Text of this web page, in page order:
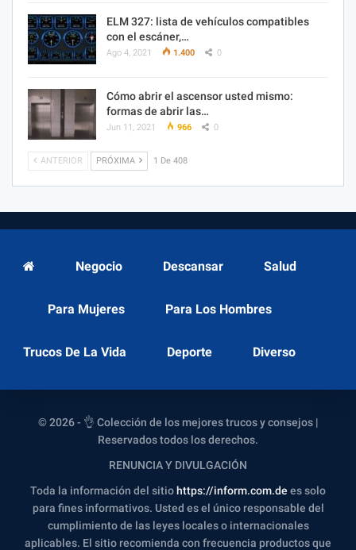
ELM 327: lista de vehículos compatibles
con el escáner,…
Ago 4, 2021 1.400 0
Cómo abrir el ascensor usted mismo:
formas de abrir las…
Jun 11, 2021 966 0
ANTERIOR PRÓXIMA 1 De 408
Negocio Descansar Salud
Para Mujeres Para Los Hombres
Trucos De La Vida Deporte Diverso
© 2026 - 👌 Colección de los mejores trucos y consejos |
Reservados todos los derechos.
RENUNCIA Y DIVULGACIÓN
Toda la información del sitio https://inform.com.de es solo
para fines informativos. Usted es el único responsable del
cumplimiento de las leyes locales o internacionales
aplicables. El sitio recomienda con frecuencia productos que